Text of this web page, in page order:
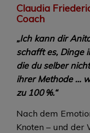
Claudia
Coach
„Ich kann dir
schafft es, Dinge
die du selber
ihrer Methode …
zu 100 %.“
Nach dem
Knoten – und